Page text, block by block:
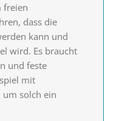
freien
dass die
kann und
wird. Es braucht
und feste
mit
um solch ein